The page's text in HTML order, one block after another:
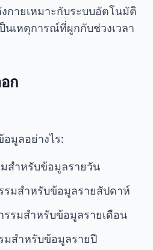
กายเหมาะกับระบบอัตโนมัติ
นเหตุการณ์ที่ผูกกับช่วงเวลา
ก
อมูลอย่างไร:
สำหรับข้อมูลรายวัน
มสำหรับข้อมูลรายสัปดาห์
รมสำหรับข้อมูลรายเดือน
มสำหรับข้อมูลรายปี